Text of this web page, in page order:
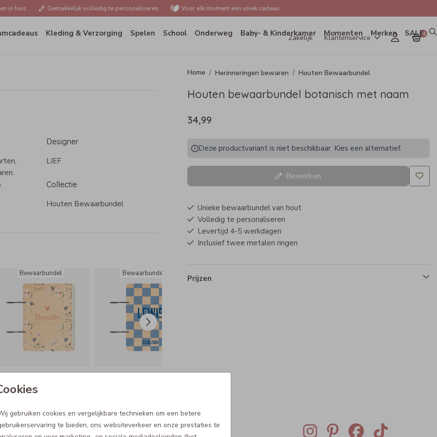
in huis Gemakkelijk volledig te personaliseren Voor elk moment een uniek cadeau
Zakelijk Klantenservice 0
Kleding & Verzorging Spelen School Onderweg Baby- & Kinderkamer Momenten Merken SALE
gebruiken cookies en vergelijkbare technieken om een betere
te bieden, ons websiteverkeer en onze prestaties te
Designer
LIEF
Collectie
Houten Bewaarbundel
Bewaarbundel Bewaarbundel
Herinneringen bewaren Houten Bewaarbundel
Houten bewaarbundel botanisch met naam
34,99
Deze productvariant is niet beschikbaar. Kies een alternatief.
Bewerken
Unieke bewaarbundel van hout
Volledig te personaliseren
Levertijd 4-5 werkdagen
Inclusief twee metalen ringen
Prijzen